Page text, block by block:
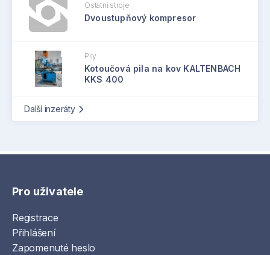
Ostatní stroje
Dvoustupňový kompresor
Pily
Kotoučová pila na kov KALTENBACH
KKS 400
Další inzeráty
Pro uživatele
Registrace
Přihlášení
Zapomenuté heslo